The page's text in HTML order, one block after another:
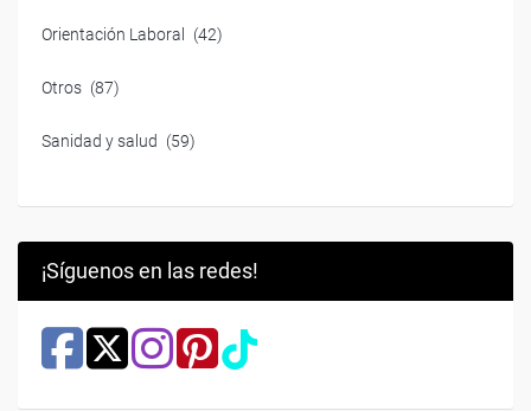
Orientación Laboral (42)
Otros (87)
Sanidad y salud (59)
¡Síguenos en las redes!